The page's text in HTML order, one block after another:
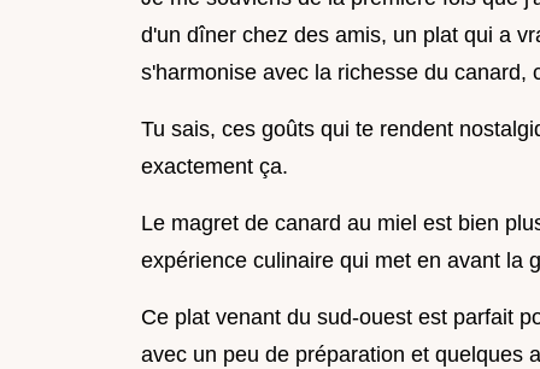
d'un dîner chez des amis, un plat qui a
s'harmonise avec la richesse du canard,
Tu sais, ces goûts qui te rendent
exactement ça.
Le magret de canard au miel est bien
expérience culinaire qui met en avant la
Ce plat venant du sud-ouest est parfait
avec un peu de préparation et quelques